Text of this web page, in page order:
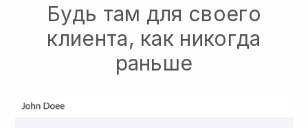
Будь там для своего
клиента, как никогда
раньше